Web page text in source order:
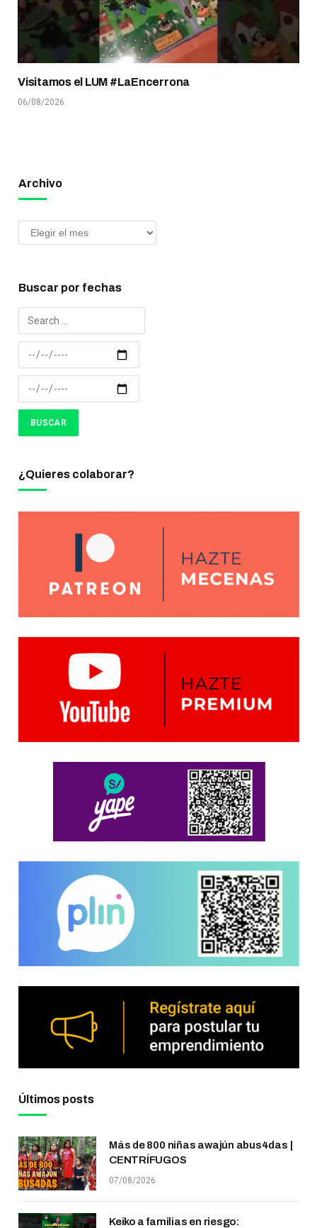
Visitamos el LUM #LaEncerrona
06/08/2026
Archivo
Buscar por fechas
¿Quieres colaborar?
Últimos posts
Más de 800 niñas awajún abus4das |
CENTRÍFUGOS
07/08/2026
Keiko a familias en riesgo: